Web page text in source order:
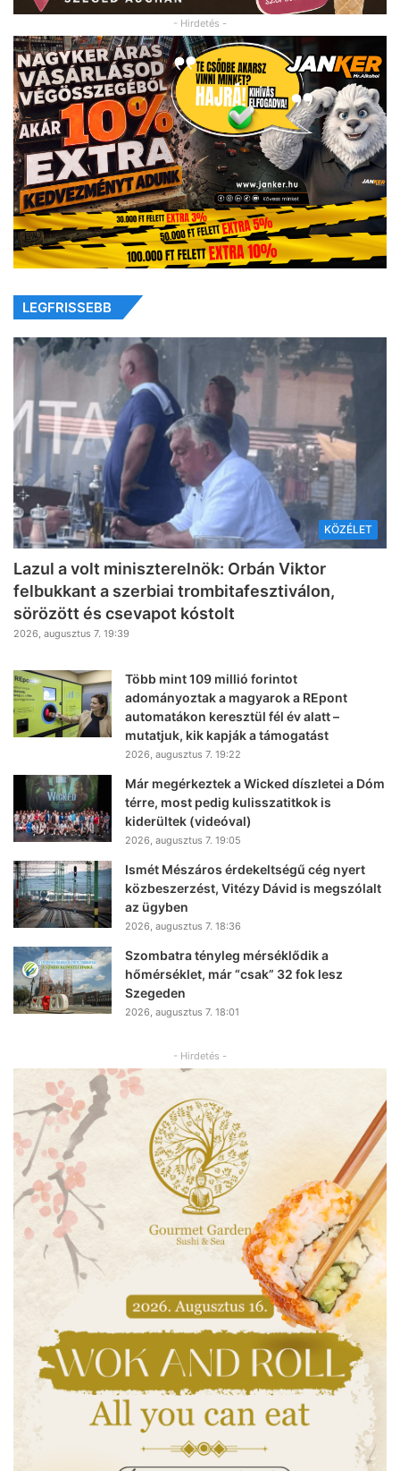
- Hirdetés -
LEGFRISSEBB
KÖZÉLET
Lazul a volt miniszterelnök: Orbán Viktor
felbukkant a szerbiai trombitafesztiválon,
sörözött és csevapot kóstolt
2026, augusztus 7. 19:39
Több mint 109 millió forintot
adományoztak a magyarok a REpont
automatákon keresztül fél év alatt –
mutatjuk, kik kapják a támogatást
2026, augusztus 7. 19:22
Már megérkeztek a Wicked díszletei a Dóm
térre, most pedig kulisszatitkok is
kiderültek (videóval)
2026, augusztus 7. 19:05
Ismét Mészáros érdekeltségű cég nyert
közbeszerzést, Vitézy Dávid is megszólalt
az ügyben
2026, augusztus 7. 18:36
Szombatra tényleg mérséklődik a
hőmérséklet, már “csak” 32 fok lesz
Szegeden
2026, augusztus 7. 18:01
- Hirdetés -